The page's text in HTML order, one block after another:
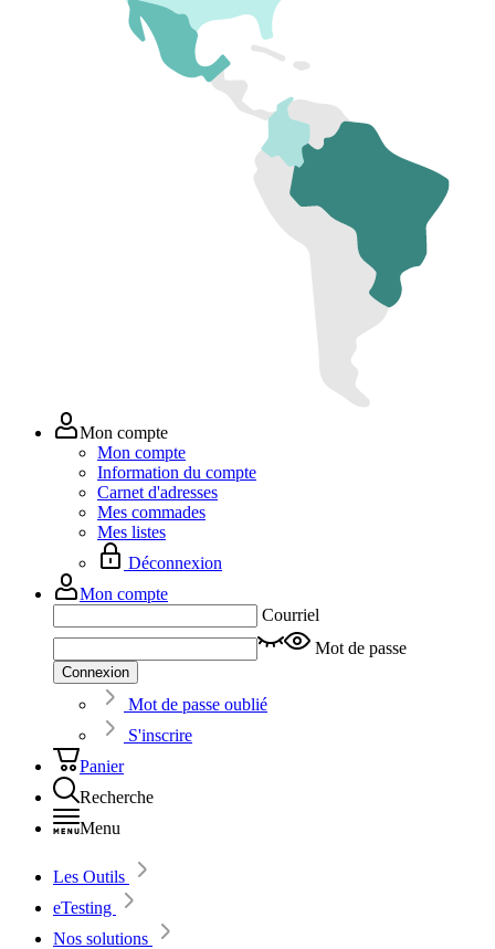
Mon compte
Mon compte
Information du compte
Carnet d'adresses
Mes commades
Mes listes
Déconnexion
Mon compte
Courriel
Mot de passe
Connexion
Mot de passe oublié
S'inscrire
Panier
Recherche
Menu
Les Outils
eTesting
Nos solutions